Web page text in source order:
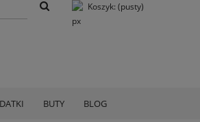
Koszyk: (pusty)
BUTY BLOG